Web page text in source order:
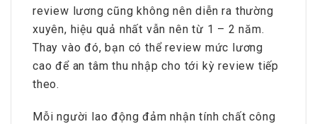
review lương cũng không nên diễn ra thường
xuyên, hiệu quả nhất vẫn nên từ 1 – 2 năm.
Thay vào đó, bạn có thể review mức lương
cao để an tâm thu nhập cho tới kỳ review tiếp
theo.
Mỗi người lao động đảm nhận tính chất công